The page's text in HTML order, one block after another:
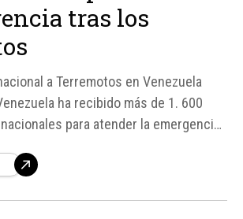
tras los
a Terremotos en Venezuela
ha recibido más de 1. 600
para atender la emergencia
y América del Norte, Oliver